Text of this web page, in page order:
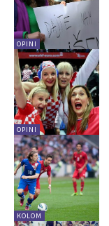
OPINI
OPINI
KOLOM